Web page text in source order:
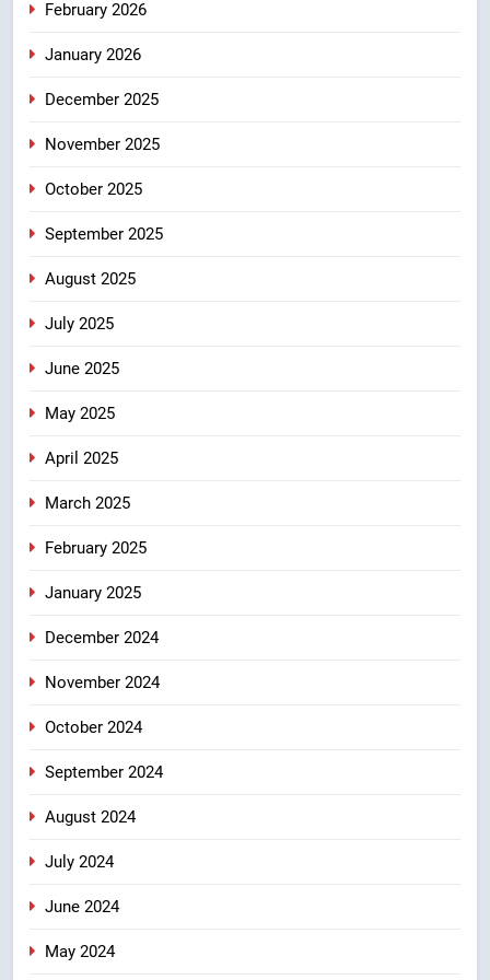
February 2026
January 2026
December 2025
November 2025
October 2025
September 2025
August 2025
July 2025
June 2025
May 2025
April 2025
March 2025
February 2025
January 2025
December 2024
November 2024
October 2024
September 2024
August 2024
July 2024
June 2024
May 2024